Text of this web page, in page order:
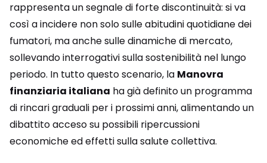
rappresenta un segnale di forte discontinuità: si va
così a incidere non solo sulle abitudini quotidiane dei
fumatori, ma anche sulle dinamiche di mercato,
sollevando interrogativi sulla sostenibilità nel lungo
periodo. In tutto questo scenario, la Manovra
finanziaria italiana ha già definito un programma
di rincari graduali per i prossimi anni, alimentando un
dibattito acceso su possibili ripercussioni
economiche ed effetti sulla salute collettiva.